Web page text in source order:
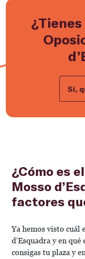
Sí,
¿Cómo es
Mosso
factores
Ya hemos visto cuál
d’Esquadra y en
consigas tu plaza y